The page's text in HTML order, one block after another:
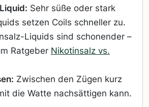
Sehr süße oder stark
setzen Coils schneller zu.
Liquids sind schonender –
Ratgeber Nikotinsalz vs.
Zwischen den Zügen kurz
die Watte nachsättigen kann.